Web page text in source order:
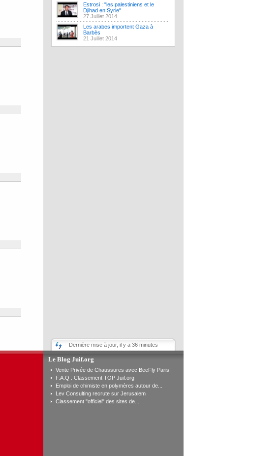
Estrosi : "les palestiniens et le
Djihad en Syrie"
27 Juillet 2014
Les arabes importent Gaza à
Barbès
21 Juillet 2014
Dernière mise à jour, il y a 36 minutes
Le Blog Juif.org
Vente Privée de Chaussures avec BeeFly Paris!
F.A.Q : Classement TOP Juif.org
Emploi de chimiste en polymères autour de...
Lev Consulting recrute sur Jerusalem
Classement "officiel" des sites de...